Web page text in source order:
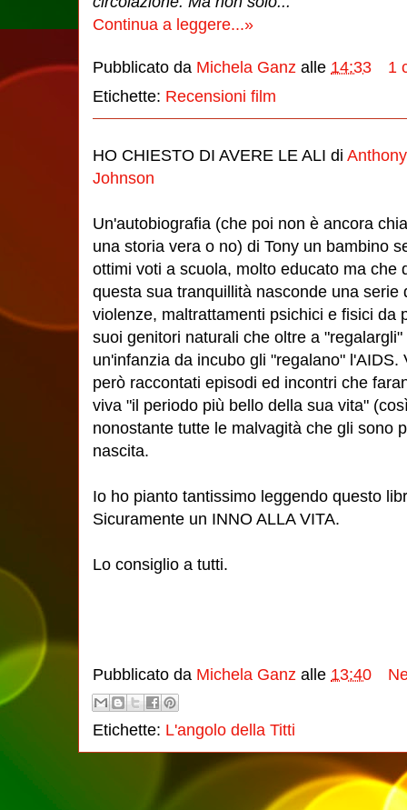
Continua a leggere...»
Pubblicato da Michela Ganz alle 14:33
1
Etichette: Recensioni film
HO CHIESTO DI AVERE LE ALI di
Johnson
Un'autobiografia (che poi non è ancora
una storia vera o no) di Tony un bambino
ottimi voti a scuola, molto educato ma che
questa sua tranquillità nasconde una serie
violenze, maltrattamenti psichici e fisici da
suoi genitori naturali che oltre a "regalargli"
un'infanzia da incubo gli "regalano" l'AIDS.
però raccontati episodi ed incontri che
viva "il periodo più bello della sua vita"
nonostante tutte le malvagità che gli sono
nascita.
Io ho pianto tantissimo leggendo questo
Sicuramente un INNO ALLA VITA.
Lo consiglio a tutti.
Pubblicato da Michela Ganz alle 13:40
Etichette: L'angolo della Titti